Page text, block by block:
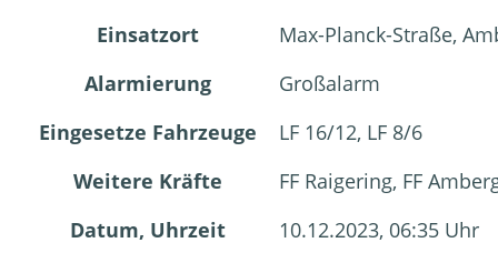
Einsatzort
Max-Planck-Straße,
Alarmierung
Großalarm
Eingesetze Fahrzeuge
LF 16/12, LF 8/6
Weitere Kräfte
FF Raigering, FF
Datum, Uhrzeit
10.12.2023, 06:35 Uhr